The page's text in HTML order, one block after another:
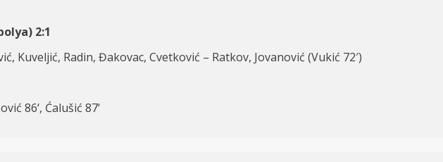
ya) 2:1
Kuveljić, Radin, Đakovac, Cvetković – Ratkov, Jovanović (Vukić 72′)
86‘, Ćalušić 87‘